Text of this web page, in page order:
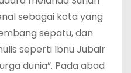
sebagai kota yang
sepatu, dan
seperti Ibnu Jubair
dunia”. Pada abad